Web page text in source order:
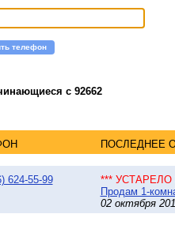
телефон
с 92662
ПОСЛЕДНЕЕ
624-55-99
*** УСТАРЕЛО
Продам 1-
02 октября